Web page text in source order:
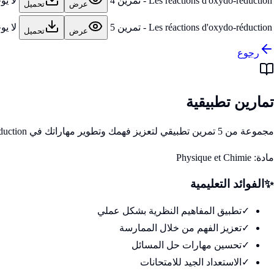
عرض تحميل
Les réactions d'oxydo-réduction - تمرين 5 عرض تحميل لا
رجوع
تمارين تطبيقية
مجموعة من 5 تمرين تطبيقي لتعزيز فهمك وتطوير مهاراتك في Les réactions d'oxydo-réduction
مادة: Physique et Chimie
✨ الفوائد التعليمية
✓تطبيق المفاهيم النظرية بشكل عملي
✓تعزيز الفهم من خلال الممارسة
✓تحسين مهارات حل المسائل
✓ الاستعداد الجيد للامتحانات